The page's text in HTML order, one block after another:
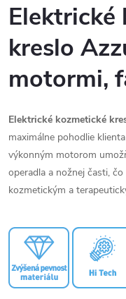
Elektrické
kreslo
motormi,
Elektrické kozmetické
maximálne pohodlie klienta
výkonným motorom
operadla a nožnej časti, čo
kozmetickým a